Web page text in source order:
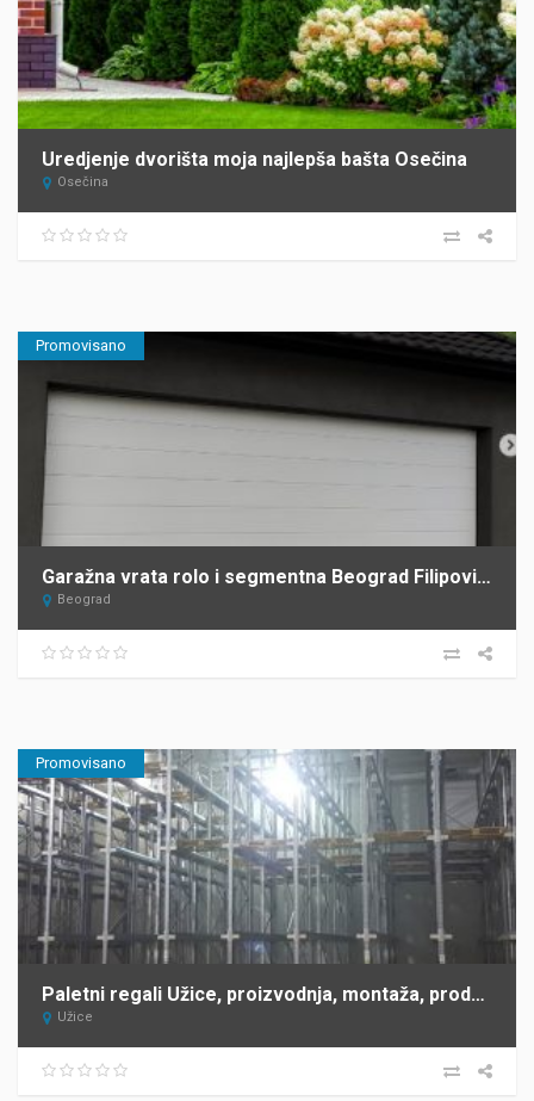
Uredjenje dvorišta moja najlepša bašta Osečina
Osečina
Promovisano
Garažna vrata rolo i segmentna Beograd Filipović Mont
Beograd
Promovisano
Paletni regali Užice, proizvodnja, montaža, prodaja ANDRA KOMERC
Užice